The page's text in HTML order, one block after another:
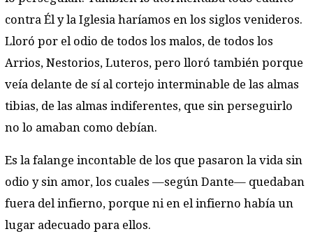
contra Él y la Iglesia haríamos en los siglos venideros.
Lloró por el odio de todos los malos, de todos los
Arrios, Nestorios, Luteros, pero lloró también porque
veía delante de sí al cortejo interminable de las almas
tibias, de las almas indiferentes, que sin perseguirlo
no lo amaban como debían.
Es la falange incontable de los que pasaron la vida sin
odio y sin amor, los cuales —según Dante— quedaban
fuera del infierno, porque ni en el infierno había un
lugar adecuado para ellos.